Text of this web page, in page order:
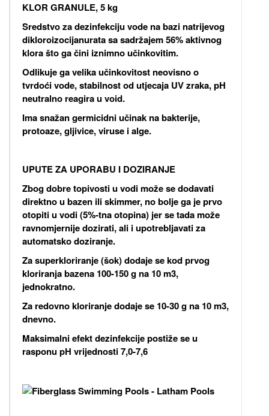
KLOR GRANULE, 5 kg
Sredstvo za dezinfekciju vode na bazi natrijevog
dikloroizocijanurata sa sadržajem 56% aktivnog
klora što ga čini iznimno učinkovitim.
Odlikuje ga velika učinkovitost neovisno o
tvrdoći vode, stabilnost od utjecaja UV zraka, pH
neutralno reagira u void.
Ima snažan germicidni učinak na bakterije,
protoaze, gljivice, viruse i alge.
UPUTE ZA UPORABU I DOZIRANJE
Zbog dobre topivosti u vodi može se dodavati
direktno u bazen ili skimmer, no bolje ga je prvo
otopiti u vodi (5%-tna otopina) jer se tada može
ravnomjernije dozirati, ali i upotrebljavati za
automatsko doziranje.
Za superkloriranje (šok) dodaje se kod prvog
kloriranja bazena 100-150 g na 10 m3,
jednokratno.
Za redovno kloriranje dodaje se 10-30 g na 10 m3,
dnevno.
Maksimalni efekt dezinfekcije postiže se u
rasponu pH vrijednosti 7,0-7,6